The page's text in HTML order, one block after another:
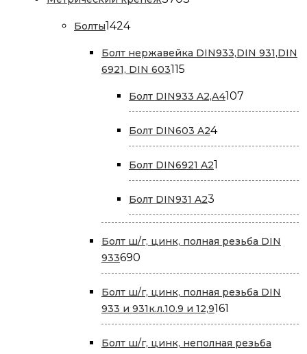
Болты14241424
Болт нержавейка DIN933,DIN 931,DIN
6921, DIN 603115
Болт DIN933 A2,А4107
товаров
Болт DIN603 A244
товара
Болт DIN6921 A21
товар
Болт DIN931 A23
товара
Болт ш/г, цинк, полная резьба DIN
933690
товаров
Болт ш/г, цинк, полная резьба DIN
933 и 931к.л.10.9 и 12,9161
товар
Болт ш/г, цинк, неполная резьба